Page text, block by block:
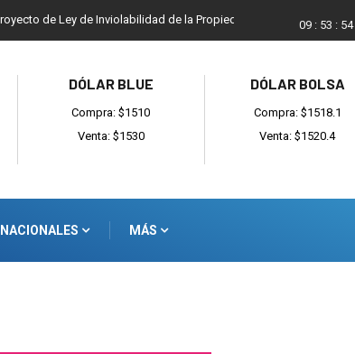
de Ley de Inviolabilidad de la Propiedad Privada 09 : 53 : 55
DÓLAR BLUE
Compra: $1510
Venta: $1530
DÓLAR BOLSA
Compra: $1518.1
Venta: $1520.4
NACIONALES MÁS